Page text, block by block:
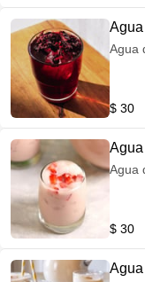
Agua
$ 30
Agua
$ 30